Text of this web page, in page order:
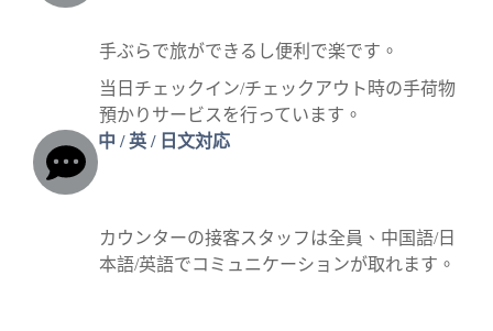
手ぶらで旅ができるし便利で楽です。
当日チェックイン/チェックアウト時の手荷物
預かりサービスを行っています。
中 / 英 / 日文対応
カウンターの接客スタッフは全員、中国語/日
本語/英語でコミュニケーションが取れます。